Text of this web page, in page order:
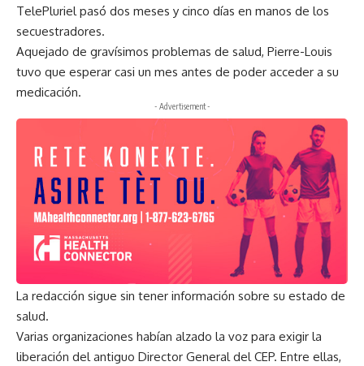
TelePluriel pasó dos meses y cinco días en manos de los
secuestradores.
Aquejado de gravísimos problemas de salud, Pierre-Louis
tuvo que esperar casi un mes antes de poder acceder a su
medicación.
- Advertisement -
La redacción sigue sin tener información sobre su estado de
salud.
Varias organizaciones habían alzado la voz para exigir la
liberación del antiguo Director General del CEP. Entre ellas,